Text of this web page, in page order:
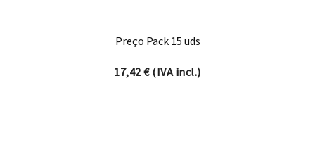
Preço Pack 15 uds
17,42€(IVA incl.)